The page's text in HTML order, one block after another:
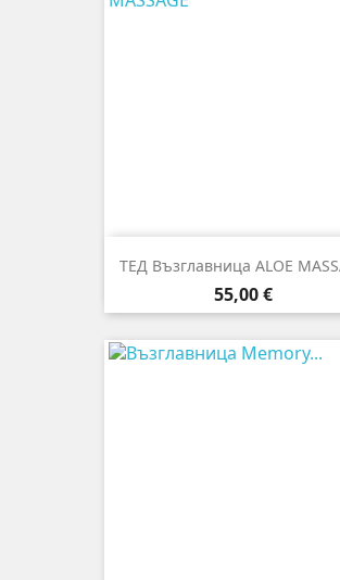
ТЕД Възглавница ALOE
Цена
55,00 €